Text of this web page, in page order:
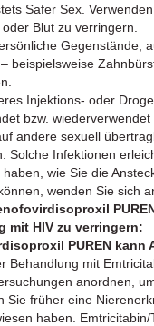
Safer Sex.
Blut zu verringern.
Gegenstände,
beispielsweise
Injektions- oder
bzw. wiederverwendet
andere sexuell
Solche Infektionen
wie Sie die
wenden Sie sich
mit HIV zu verringern:
PUREN kann
Behandlung mit
anordnen,
Sie früher eine
haben.